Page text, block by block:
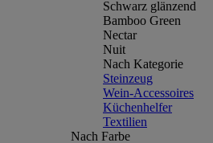
Schwarz glänzend
Bamboo Green
Nectar
Nuit
Nach Kategorie
Steinzeug
Wein-Accessoires
Küchenhelfer
Textilien
Nach Farbe